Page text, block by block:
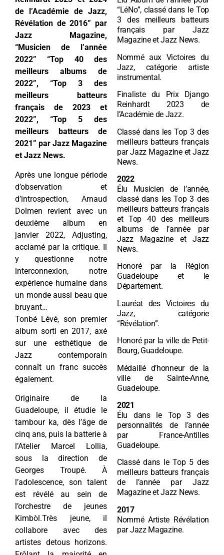
de l’Académie de Jazz,
Révélation de 2016” par
Jazz Magazine,
“Musicien de l’année
2022” “Top 40 des
meilleurs albums de
2022”, “Top 3 des
meilleurs batteurs
français de 2023 et
2022”, “Top 5 des
meilleurs batteurs de
2021” par Jazz Magazine
et Jazz News.
Après une longue période
d’observation et
d’introspection, Arnaud
Dolmen revient avec un
deuxième album en
janvier 2022, Adjusting,
acclamé par la critique. Il
y questionne notre
interconnexion, notre
expérience humaine dans
un monde aussi beau que
bruyant…
Tonbé Lévé, son premier
album sorti en 2017, axé
sur une esthétique de
Jazz contemporain
connaît un franc succès
également.
Originaire de la
Guadeloupe, il étudie le
tambour ka, dès l’âge de
cinq ans, puis la batterie à
l’Atelier Marcel Lollia,
sous la direction de
Georges Troupé. À
l’adolescence, son talent
est révélé au sein de
l’orchestre de jeunes
Kimbòl.Très jeune, il
collabore avec des
artistes detous horizons.
“LéNo”, classé dans le Top
3 des meilleurs batteurs
français par Jazz
Magazine et Jazz News.
Nommé aux Victoires du
Jazz, catégorie artiste
instrumental.
Finaliste du Prix Django
Reinhardt 2023 de
l’Académie de Jazz.
Classé dans les Top 3 des
meilleurs batteurs français
par Jazz Magazine et Jazz
News.
2022
Élu Musicien de l’année,
classé dans les Top 3 des
meilleurs batteurs français
et Top 40 des meilleurs
albums de l’année par
Jazz Magazine et Jazz
News.
Honoré par la Région
Guadeloupe et le
Département.
Lauréat des Victoires du
Jazz, catégorie
“Révélation”.
Honoré par la ville de Petit-
Bourg, Guadeloupe.
Médaillé d’honneur de la
ville de Sainte-Anne,
Guadeloupe.
2021
Élu dans le Top 3 des
personnalités de l’année
par France-Antilles
Guadeloupe.
Classé dans le Top 5 des
meilleurs batteurs français
de l’année par Jazz
Magazine et Jazz News.
2017
Nommé Artiste Révélation
par Jazz Magazine.